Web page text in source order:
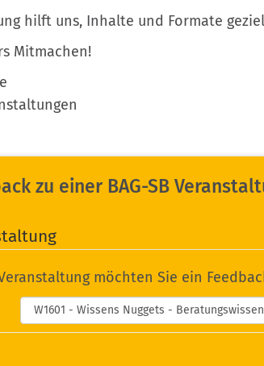
hilft uns, Inhalte und Formate
Mitmachen!
zu einer BAG-SB
möchten Sie ein